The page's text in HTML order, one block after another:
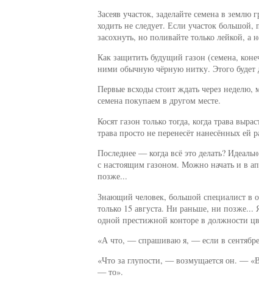
Засеяв участок, заделайте семена в
ходить не следует. Если участок
засохнуть, но поливайте только лейкой,
Как защитить будущий газон (семена,
ними обычную чёрную нитку. Этого будет
Первые всходы стоит ждать через неделю,
семена покупаем в другом месте.
Косят газон только тогда, когда трава
трава просто не перенесёт нанесённых ей
Последнее — когда всё это делать?
с настоящим газоном. Можно начать и в
позже...
Знающий человек, большой специалист в
только 15 августа. Ни раньше, ни
одной престижной конторе в должности
«А что, — спрашиваю я, — если в сентябре
«Что за глупости, — возмущается он. —
— то».